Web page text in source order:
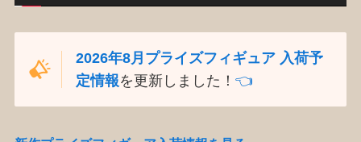
2026年8月プライズフィギュア 入荷予
定情報を更新しました！👈️